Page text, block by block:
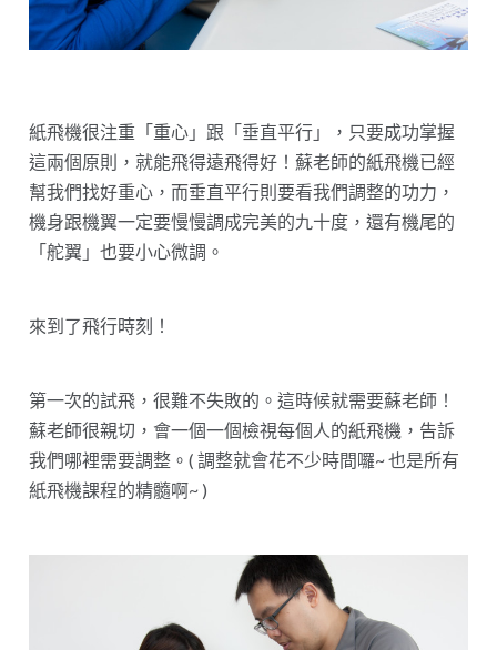
紙飛機很注重「重心」跟「垂直平行」，只要成功掌握
這兩個原則，就能飛得遠飛得好！蘇老師的紙飛機已經
幫我們找好重心，而垂直平行則要看我們調整的功力，
機身跟機翼一定要慢慢調成完美的九十度，還有機尾的
「舵翼」也要小心微調。
來到了飛行時刻！
第一次的試飛，很難不失敗的。這時候就需要蘇老師！
蘇老師很親切，會一個一個檢視每個人的紙飛機，告訴
我們哪裡需要調整。( 調整就會花不少時間囉~ 也是所有
紙飛機課程的精髓啊~ )